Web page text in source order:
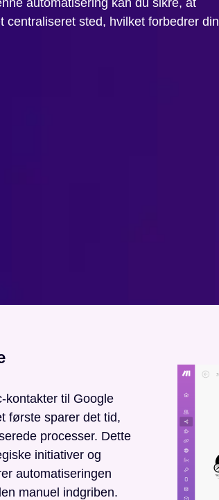
sted, hvilket forbedrer din
kontakter til Google
første sparer det tid,
processer. Dette
initiativer og
automatiseringen
manuel indgriben.